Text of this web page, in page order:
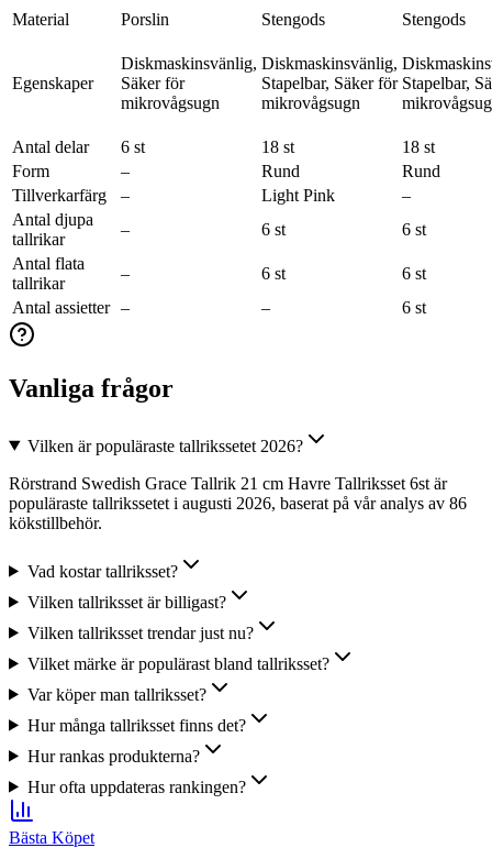
Material
Porslin Stengods Stengods
Egenskaper
Diskmaskinsvänlig,
Säker för
mikrovågsugn
Diskmaskinsvänlig,
Stapelbar, Säker för
mikrovågsugn
Stapelbar,
Antal delar 6 st 18 st
18 st
Form
– Rund
Rund
Tillverkarfärg
– Light Pink
–
Antal djupa
tallrikar
– 6 st
6 st
Antal flata
tallrikar
– 6 st
6 st
Antal assietter – – 6 st
Vanliga frågor
Vilken är populäraste tallrikssetet 2026?
Rörstrand Swedish Grace Tallrik 21 cm Havre Tallriksset 6st är
populäraste tallrikssetet i augusti 2026, baserat på vår analys av 86
kökstillbehör.
Vad kostar tallriksset?
Vilken tallriksset är billigast?
Vilken tallriksset trendar just nu?
Vilket märke är populärast bland tallriksset?
Var köper man tallriksset?
Hur många tallriksset finns det?
Hur rankas produkterna?
Hur ofta uppdateras rankingen?
Bästa Köpet